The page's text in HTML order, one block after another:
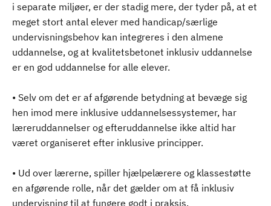
i separate miljøer, er der stadig mere, der tyder på, at et
meget stort antal elever med handicap/særlige
undervisningsbehov kan integreres i den almene
uddannelse, og at kvalitetsbetonet inklusiv uddannelse
er en god uddannelse for alle elever.
• Selv om det er af afgørende betydning at bevæge sig
hen imod mere inklusive uddannelsessystemer, har
læreruddannelser og efteruddannelse ikke altid har
været organiseret efter inklusive principper.
• Ud over lærerne, spiller hjælpelærere og klassestøtte
en afgørende rolle, når det gælder om at få inklusiv
undervisning til at fungere godt i praksis.